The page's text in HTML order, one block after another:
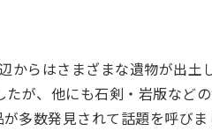
からはさまざまな遺物が出土
が、他にも石剣・岩版など
多数発見されて話題を呼び